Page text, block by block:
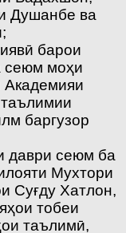
Душанбе ва
барои
сеюм моҳи
Академияи
баргузор
даври сеюм ба
Мухтори
Суғду Хатлон,
тобеи
таълимӣ,